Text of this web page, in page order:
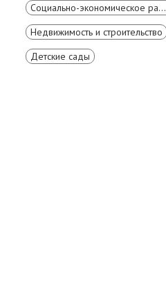
Социально-экономическое развитие Красноярского края
Недвижимость и строительство
Детские сады